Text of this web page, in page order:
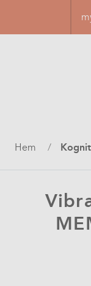
huvudinnehåll
Länkstig
Hem